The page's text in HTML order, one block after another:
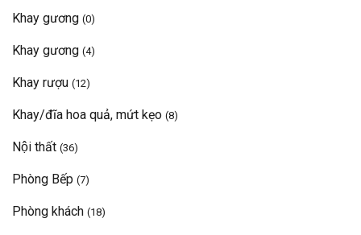
Khay gương (0)
Khay gương (4)
Khay rượu (12)
Khay/đĩa hoa quả, mứt kẹo (8)
Nội thất (36)
Phòng Bếp (7)
Phòng khách (18)